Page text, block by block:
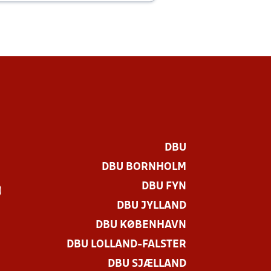
DBU
DBU BORNHOLM
DBU FYN
DBU JYLLAND
DBU KØBENHAVN
DBU LOLLAND-FALSTER
DBU SJÆLLAND